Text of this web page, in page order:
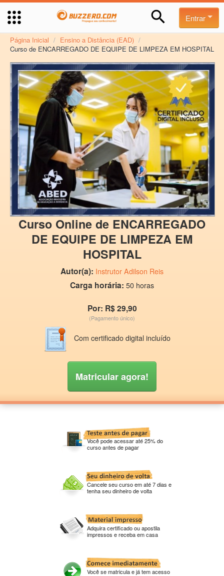
Entrar
Página Inicial / Ensino a Distância (EAD) /
Curso de ENCARREGADO DE EQUIPE DE LIMPEZA EM HOSPITAL
Curso Online de ENCARREGADO
DE EQUIPE DE LIMPEZA EM
HOSPITAL
Autor(a): Instrutor Adilson Reis
Carga horária: 50 horas
Por: R$ 29,90
(Pagamento único)
Com certificado digital incluído
Matricular agora!
Você pode acessar até 25% do
curso antes de pagar
Cancele seu curso em até 7 dias e
tenha seu dinheiro de volta
Adquira certificado ou apostila
impressos e receba em casa
Você se matricula e já tem acesso